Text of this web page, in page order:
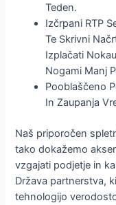
Teden.
Izčrpani RTP
Te Skrivni
Izplačati
Nogami Manj
Pooblaščeno
In Zaupanja
Naš priporočen
tako dokažemo
vzgajati podjetje in
Država partnerstva,
tehnologijo